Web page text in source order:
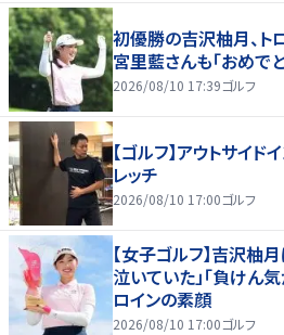
初優勝の吉沢柚月、
宮里藍さんも「おめで
2026/08/10 17:39ゴルフ
【ゴルフ】アウトサイ
レッチ
2026/08/10 17:00ゴルフ
【女子ゴルフ】吉沢柚
泣いていた」「負けん
ロインの素顔
2026/08/10 17:00ゴルフ